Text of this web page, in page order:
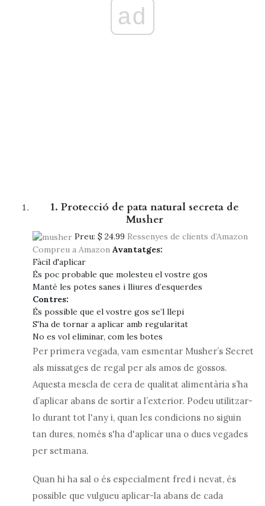
ad
1. Protecció de pata natural secreta de
Musher
Preu: $ 24.99 Ressenyes de clients d’Amazon
Compreu a Amazon Avantatges:
Fàcil d'aplicar
És poc probable que molesteu el vostre gos
Manté les potes sanes i lliures d’esquerdes
Contres:
És possible que el vostre gos se’l llepi
S'ha de tornar a aplicar amb regularitat
No es vol eliminar, com les botes
Per primera vegada, vam esmentar Musher’s Secret
als missatges de regal per als amos de gossos.
Aquesta mescla de cera de qualitat alimentària s’ha
d’aplicar abans de sortir a l’exterior. Podeu utilitzar-
lo durant tot l'any i, quan les condicions no siguin
tan dures, només s'ha d'aplicar una o dues vegades
per setmana.
Quan hi ha sal o és especialment fred i nevat, és
possible que vulgueu aplicar-la abans de cada